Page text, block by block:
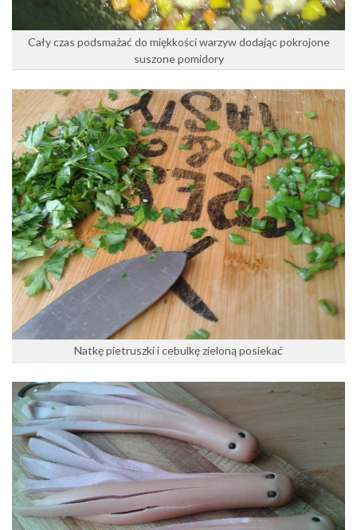
Cały czas podsmażać do miękkości warzyw dodając pokrojone
suszone pomidory
Natkę pietruszki i cebulkę zieloną posiekać